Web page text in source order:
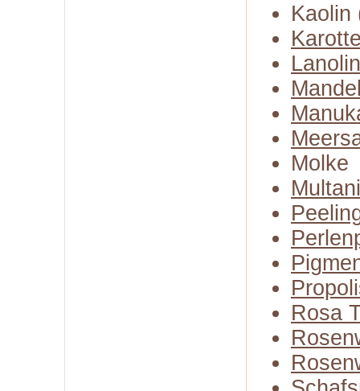
Kaolin
Lanolin
Molke
Rosa